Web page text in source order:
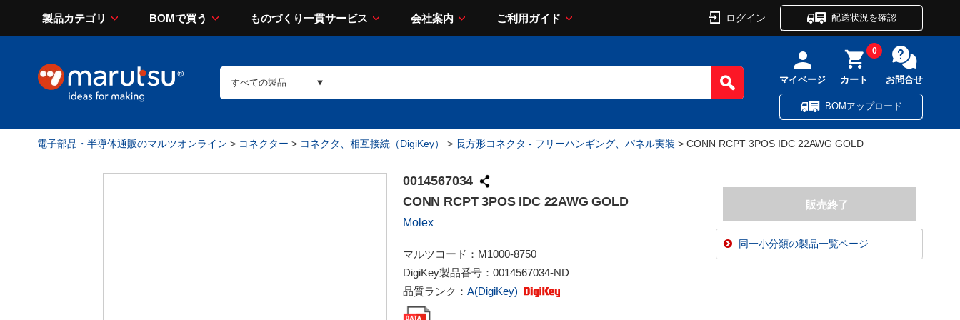
製品カテゴリ BOMで買う ものづくり一貫サービス 会社案内 ご利用ガイド ログイン 配送状況を確認
マイページ カート
0
お問合せ
BOMアップロード
電子部品・半導体通販のマルツオンライン > コネクター > コネクタ、相互接続（DigiKey） > 長方形コネクタ - フリーハンギング、パネル実装 > CONN RCPT 3POS IDC 22AWG GOLD
0014567034
CONN RCPT 3POS IDC 22AWG GOLD
Molex
マルツコード： M1000-8750
DigiKey製品番号： 0014567034-ND
品質ランク： A(DigiKey)
同一小分類の製品一覧ページ